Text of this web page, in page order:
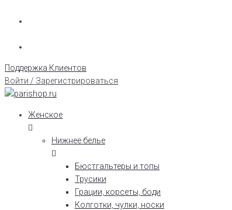
Поддержка Клиентов
Войти / Зарегистрироваться
Женское
Нижнее белье
Бюстгальтеры и топы
Трусики
Грации, корсеты, боди
Колготки, чулки, носки